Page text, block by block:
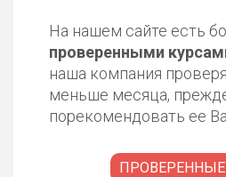
На нашем сайте есть
проверенными
наша компания
меньше месяца,
порекомендовать ее